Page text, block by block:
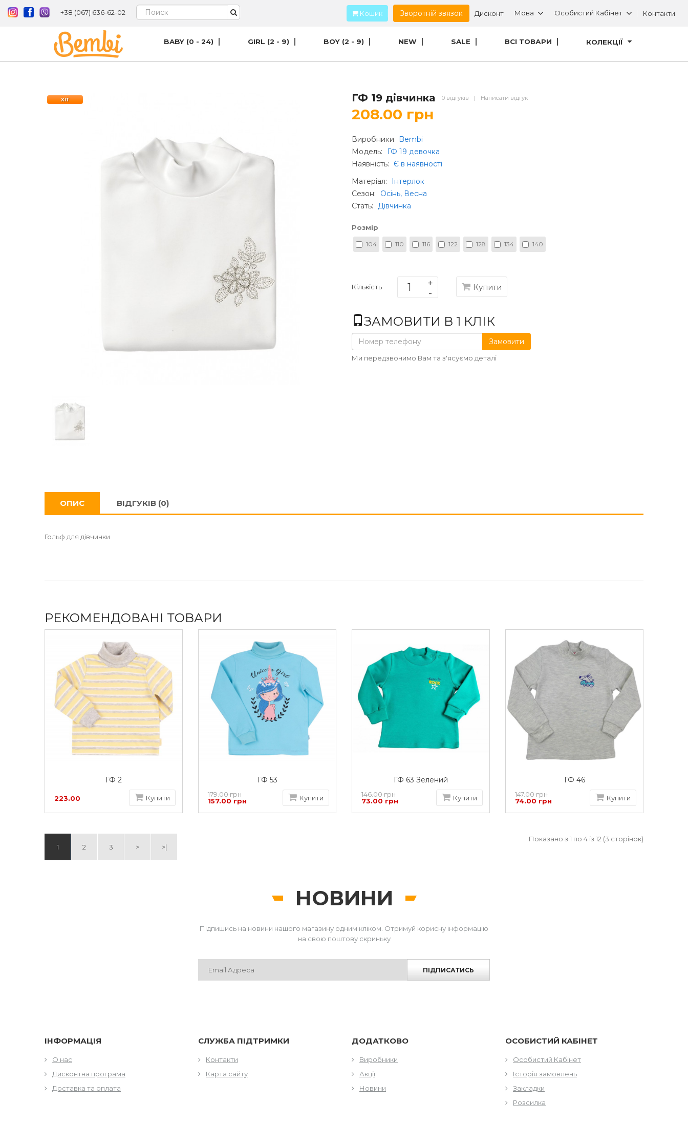
+38 (067) 636-62-02 Кошик Зворотній звязок Дисконт Мова Особистий Кабінет Контакти
BABY (0 - 24) GIRL (2 - 9) BOY (2 - 9) NEW SALE ВСІ ТОВАРИ КОЛЕКЦІЇ
ХІТ ГФ 19 дівчинка 0 відгуків | Написати відгук
208.00 грн
Виробники
Bembi
Модель:
ГФ 19 девочка
Наявність:
Є в наявності
Матеріал:
Інтерлок
Сезон:
Осінь, Весна
Стать: Дівчинка
Розмір
104 110 116 122 128 134 140
Кількість Купити
ЗАМОВИТИ В 1 КЛІК
Замовити
Ми передзвонимо Вам та з'ясуємо деталі
ОПИС ВІДГУКІВ (0)
Гольф для дівчинки
РЕКОМЕНДОВАНІ ТОВАРИ
ГФ 2
223.00 Купити
ГФ 53
179.00 грн
157.00 грн
Купити
ГФ 63 Зелений
146.00 грн
73.00 грн
Купити
ГФ 46
147.00 грн
74.00 грн
Купити
1 2 3 > >|
Показано з 1 по 4 із 12 (3 сторінок)
НОВИНИ
Підпишись на новини нашого магазину одним кліком. Отримуй корисну інформацію
на свою поштову скриньку
ПІДПИСАТИСЬ
ІНФОРМАЦІЯ
О нас
Дисконтна програма
Доставка та оплата
СЛУЖБА ПІДТРИМКИ
Контакти
Карта сайту
ДОДАТКОВО
Виробники
Акції
Новини
ОСОБИСТИЙ КАБІНЕТ
Особистий Кабінет
Історія замовлень
Закладки
Розсилка